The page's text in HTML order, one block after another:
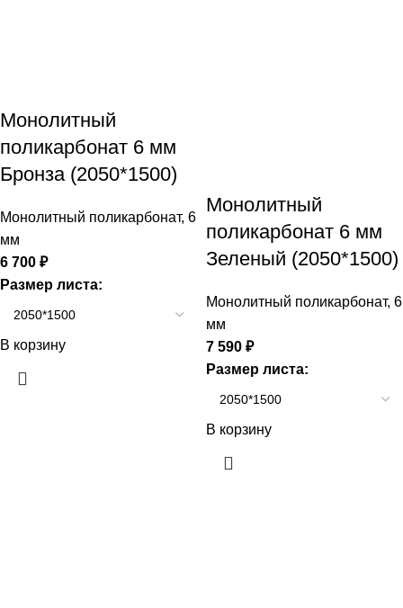
Монолитный
поликарбонат 6 мм
Бронза (2050*1500)
Монолитный поликарбонат, 6
мм
6 700 ₽
Размер листа:
В корзину
Монолитный
поликарбонат 6 мм
Зеленый (2050*1500)
Монолитный поликарбонат, 6
мм
7 590 ₽
Размер листа:
В корзину